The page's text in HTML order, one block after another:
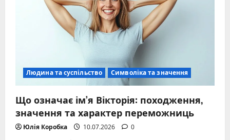
та
сучасна
сила
Людина та суспільство Символіка та значення
Що означає ім’я Вікторія: походження,
значення та характер переможниць
Юлія Коробка 10.07.2026 0